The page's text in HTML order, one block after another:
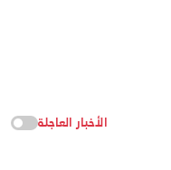
الأخبار العاجلة